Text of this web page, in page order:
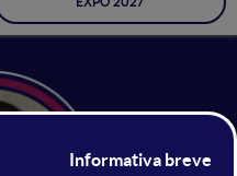
EXPO 2027